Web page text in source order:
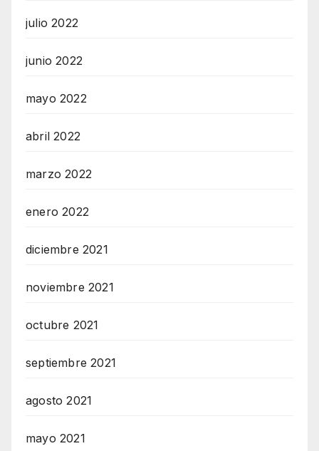
julio 2022
junio 2022
mayo 2022
abril 2022
marzo 2022
enero 2022
diciembre 2021
noviembre 2021
octubre 2021
septiembre 2021
agosto 2021
mayo 2021